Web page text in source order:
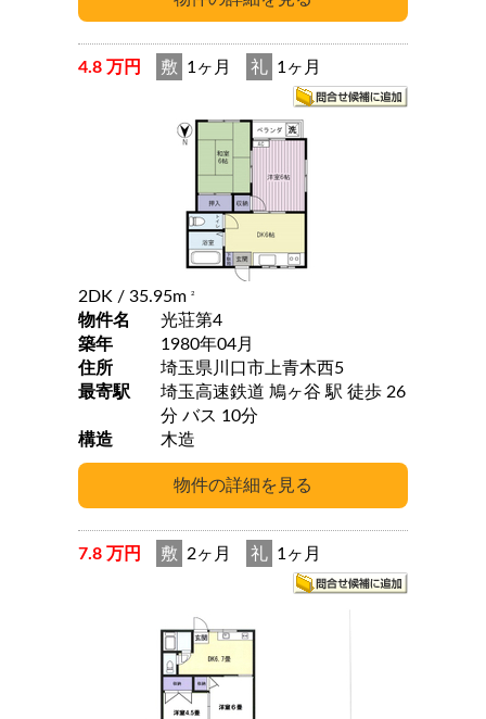
4.8 万円 敷 1ヶ月 礼 1ヶ月
2DK / 35.95m 2
物件名
光荘第4
築年
1980年04月
住所
埼玉県川口市上青木西5
最寄駅
埼玉高速鉄道 鳩ヶ谷 駅 徒歩 26
分 バス 10分
構造
木造
7.8 万円 敷 2ヶ月 礼 1ヶ月